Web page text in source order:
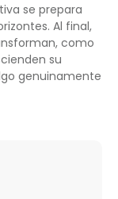
se prepara
Al final,
como
su
genuinamente